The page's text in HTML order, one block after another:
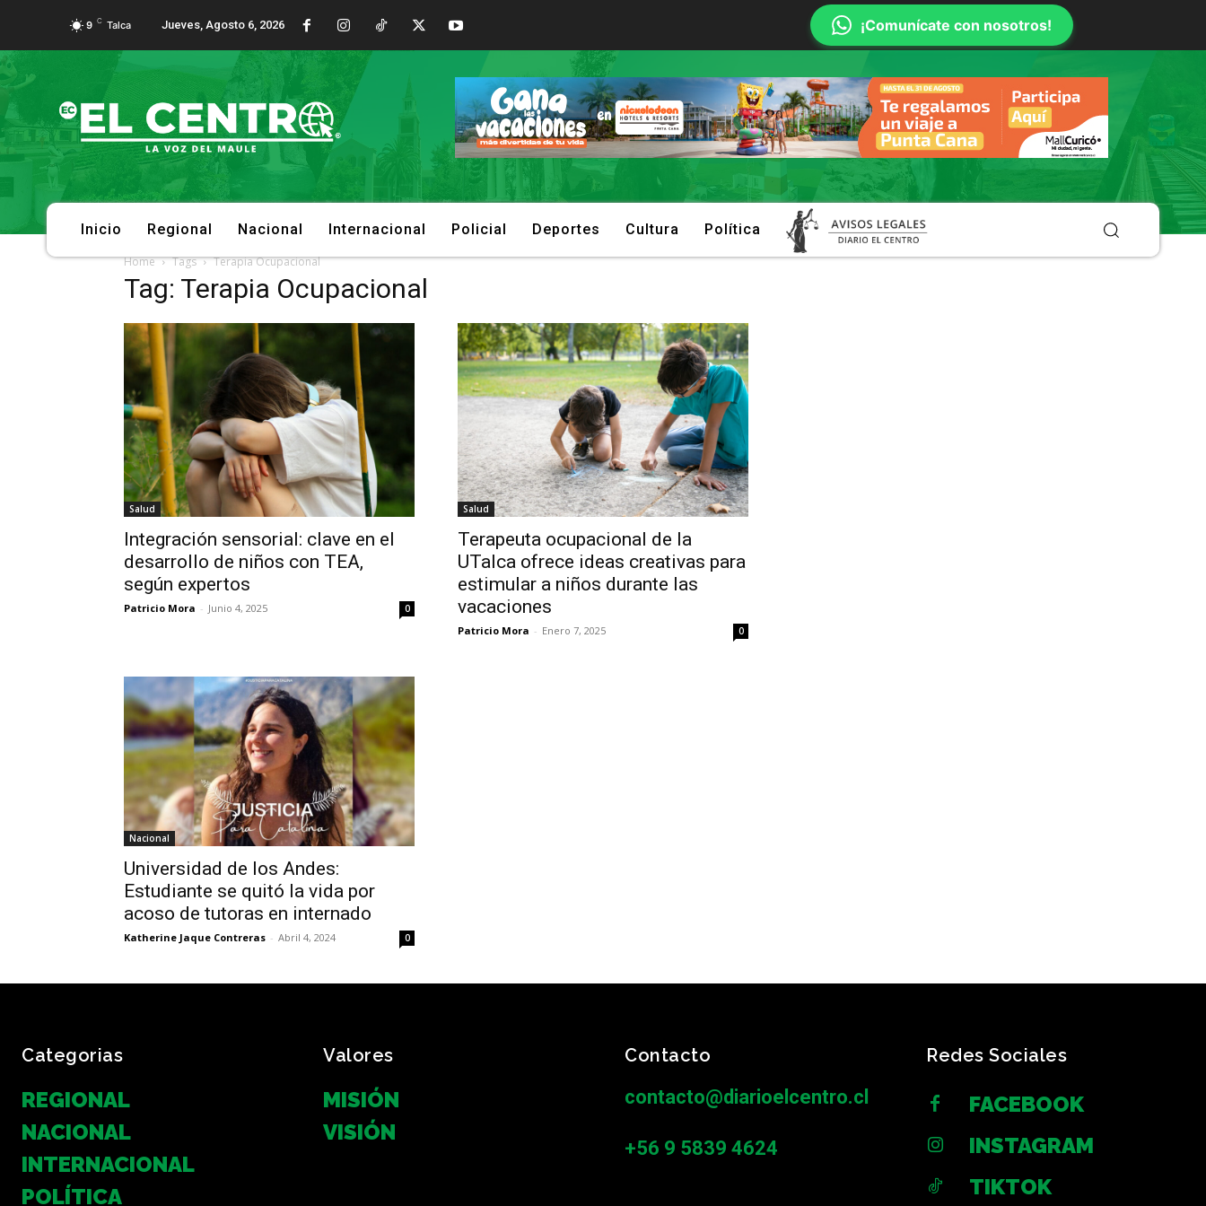
9 C Talca Jueves, Agosto 6, 2026 ¡Comunícate con nosotros!
Inicio Regional Nacional Internacional Policial Deportes Cultura Política
Home Tags Terapia Ocupacional
Tag: Terapia Ocupacional
Salud
Integración sensorial: clave en el
desarrollo de niños con TEA,
según expertos
Patricio Mora - Junio 4, 2025 0
Salud
Terapeuta ocupacional de la
UTalca ofrece ideas creativas para
estimular a niños durante las
vacaciones
Patricio Mora - Enero 7, 2025 0
Nacional
Universidad de los Andes:
Estudiante se quitó la vida por
acoso de tutoras en internado
Katherine Jaque Contreras - Abril 4, 2024 0
Categorias
REGIONAL
NACIONAL
INTERNACIONAL
POLÍTICA
Valores
MISIÓN
VISIÓN
Contacto
contacto@diarioelcentro.cl
+56 9 5839 4624
Redes Sociales
FACEBOOK
INSTAGRAM
TIKTOK